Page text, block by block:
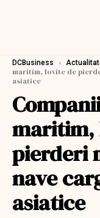
DCBusiness ›
maritim, lovite de
asiatice
maritim,
pierderi
nave
asiatice